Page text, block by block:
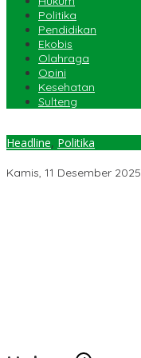
Politika
Pendidikan
Ekobis
Olahraga
Opini
Kesehatan
Sulteng
Headline, Politika
Kamis, 11 Desember 2025